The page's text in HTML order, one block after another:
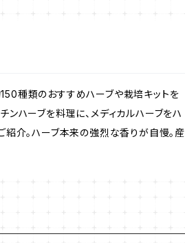
150種類のおすすめハーブや栽培キットを
ハーブを料理に、メディカルハーブをハ
紹介。ハーブ本来の強烈な香りが自慢。産